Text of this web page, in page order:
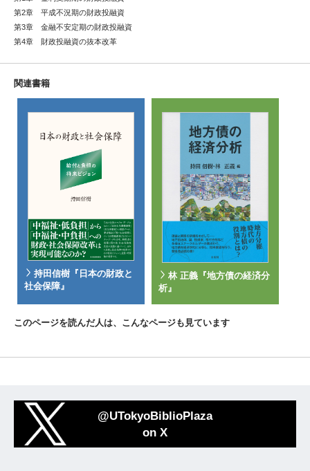
第2章 平成不況期の財政投融資
第3章 金融不安定期の財政投融資
第4章 財政投融資の抜本改革
関連書籍
持田信樹『日本の財政と
社会保障』
林 正義『地方債の経済分
析』
このページを読んだ人は、こんなページも見ています
@UTokyoBiblioPlaza
on X